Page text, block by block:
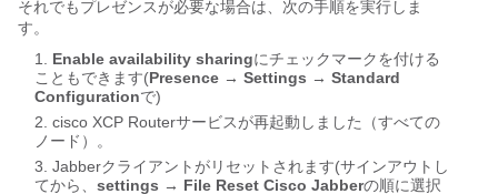
それでもプレゼンスが必要な場合は、次の手順を実行しま
す。
Enable availability sharingにチェックマークを付ける
こともできます(Presence → Settings → Standard
Configurationで)
cisco XCP Routerサービスが再起動しました（すべての
ノード）。
Jabberクライアントがリセットされます(サインアウトし
てから、 settings → File Reset Cisco Jabberの順に選択